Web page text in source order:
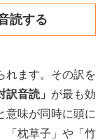
読する
れます。その訳を
訳音読」 が最も効
意味が同時に頭に
「枕草子」や「竹